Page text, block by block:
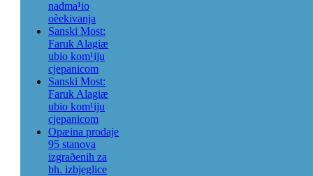
nadma¹io
oèekivanja
Sanski Most:
Faruk Alagiæ
ubio kom¹iju
cjepanicom
Sanski Most:
Faruk Alagiæ
ubio kom¹iju
cjepanicom
Opæina prodaje
95 stanova
izgraðenih za
bh. izbjeglice